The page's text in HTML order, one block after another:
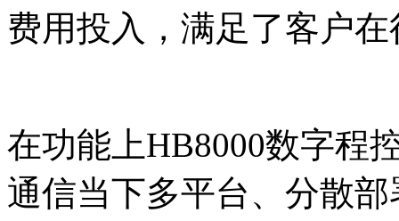
费用投入，满足了客户
在功能上HB8000数字程
通信当下多平台、分散